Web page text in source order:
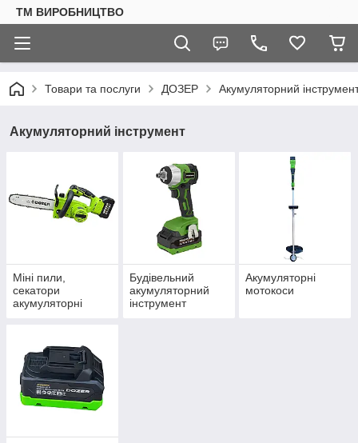
ТМ ВИРОБНИЦТВО
Товари та послуги ДОЗЕР Акумуляторний
Акумуляторний інструмент
Міні пили,
секатори
акумуляторні
Будівельний
акумуляторний
інструмент
Акумуляторні
мотокоси